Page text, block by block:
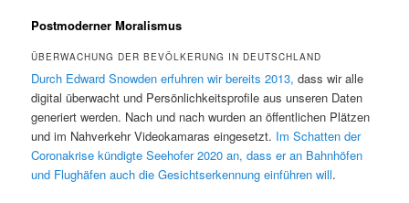
Postmoderner Moralismus
ÜBERWACHUNG DER BEVÖLKERUNG IN DEUTSCHLAND
Durch Edward Snowden erfuhren wir bereits 2013, dass wir alle
digital überwacht und Persönlichkeitsprofile aus unseren Daten
generiert werden. Nach und nach wurden an öffentlichen Plätzen
und im Nahverkehr Videokamaras eingesetzt. Im Schatten der
Coronakrise kündigte Seehofer 2020 an, dass er an Bahnhöfen
und Flughäfen auch die Gesichtserkennung einführen will.